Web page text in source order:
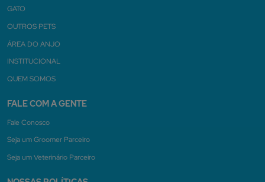
GATO
OUTROS PETS
ÁREA DO ANJO
INSTITUCIONAL
QUEM SOMOS
FALE COM A GENTE
Fale Conosco
Seja um Groomer Parceiro
Seja um Veterinário Parceiro